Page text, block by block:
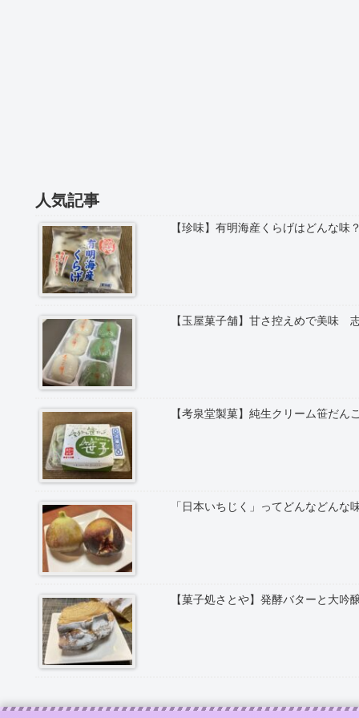
人気記事
【珍味】有明海産くらげはどんな味
【玉屋菓子舗】甘さ控えめで美味
【考泉堂製菓】純生クリーム笹だ
「日本いちじく」ってどんなどん
【菓子処さとや】発酵バターと大